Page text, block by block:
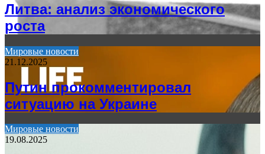
Литва: анализ экономического
роста
Мировые новости
21.12.2025
Путин прокомментировал
ситуацию на Украине
Мировые новости
19.08.2025